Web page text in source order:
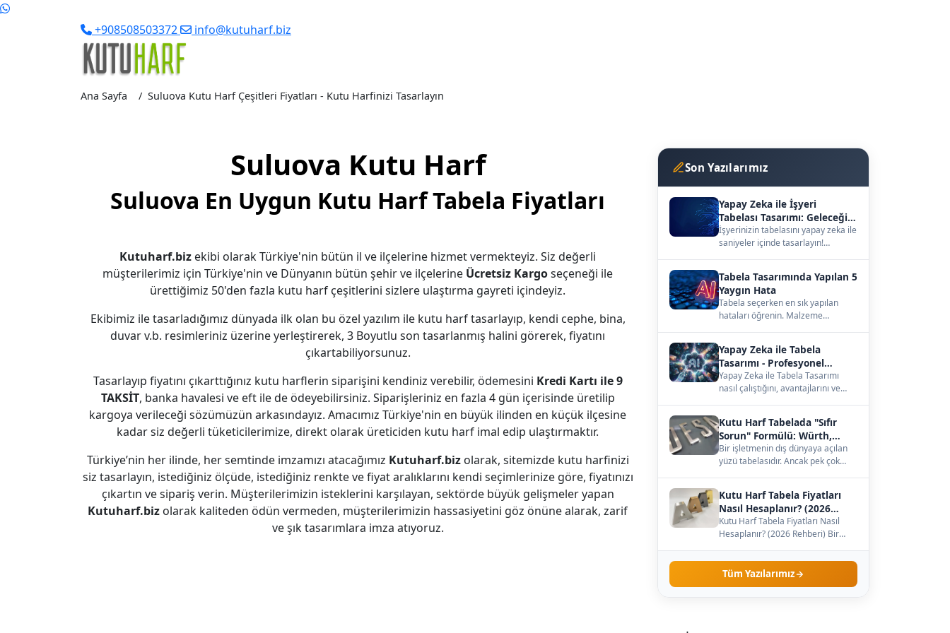
+908508503372 info@kutuharf.biz
Ana Sayfa Suluova Kutu Harf Çeşitleri Fiyatları - Kutu Harfinizi Tasarlayın
Suluova Kutu Harf
Suluova En Uygun Kutu Harf Tabela Fiyatları
Kutuharf.biz ekibi olarak Türkiye'nin bütün il ve ilçelerine hizmet vermekteyiz. Siz değerli
müşterilerimiz için Türkiye'nin ve Dünyanın bütün şehir ve ilçelerine Ücretsiz Kargoseçeneği ile
ürettiğimiz 50'den fazla kutu harf çeşitlerini sizlere ulaştırma gayreti içindeyiz.
Ekibimiz ile tasarladığımız dünyada ilk olan bu özel yazılım ile kutu harf tasarlayıp, kendi cephe, bina,
duvar v.b. resimleriniz üzerine yerleştirerek, 3 Boyutlu son tasarlanmış halini görerek, fiyatını
çıkartabiliyorsunuz.
Tasarlayıp fiyatını çıkarttığınız kutu harflerin siparişini kendiniz verebilir, ödemesini Kredi Kartı ile 9
TAKSİT, banka havalesi ve eft ile de ödeyebilirsiniz. Siparişleriniz en fazla 4 gün içerisinde üretilip
kargoya verileceği sözümüzün arkasındayız. Amacımız Türkiye'nin en büyük ilinden en küçük ilçesine
kadar siz değerli tüketicilerimize, direkt olarak üreticiden kutu harf imal edip ulaştırmaktır.
Türkiye’nin her ilinde, her semtinde imzamızı atacağımız Kutuharf.bizolarak, sitemizde kutu harfinizi
siz tasarlayın, istediğiniz ölçüde, istediğiniz renkte ve fiyat aralıklarını kendi seçimlerinize göre, fiyatınızı
çıkartın ve sipariş verin. Müşterilerimizin isteklerini karşılayan, sektörde büyük gelişmeler yapan
Kutuharf.biz olarak kaliteden ödün vermeden, müşterilerimizin hassasiyetini göz önüne alarak, zarif
ve şık tasarımlara imza atıyoruz.
Son Yazılarımız
Yapay Zeka ile İşyeri
Tabelası Tasarımı: Geleceğin
Vitrini
İşyerinizin tabelasını yapay zeka ile
saniyeler içinde tasarlayın!
Tabela Tasarımında Yapılan 5
Yaygın Hata
Tabela seçerken en sık yapılan
hataları öğrenin. Malzeme
Yapay Zeka ile Tabela
Tasarımı - Profesyonel
Kılavuz
Yapay Zeka ile Tabela Tasarımı
nasıl çalıştığını, avantajlarını ve
Kutu Harf Tabelada "Sıfır
Sorun" Formülü: Würth,
Meanwell ve Samsung İş
Birliği
Bir işletmenin dış dünyaya açılan
yüzü tabelasıdır. Ancak pek çok
Kutu Harf Tabela Fiyatları
Nasıl Hesaplanır? (2026
Rehberi)
Kutu Harf Tabela Fiyatları Nasıl
Hesaplanır? (2026 Rehberi) Bir
yaptırmaya karar…
Tüm Yazılarımız